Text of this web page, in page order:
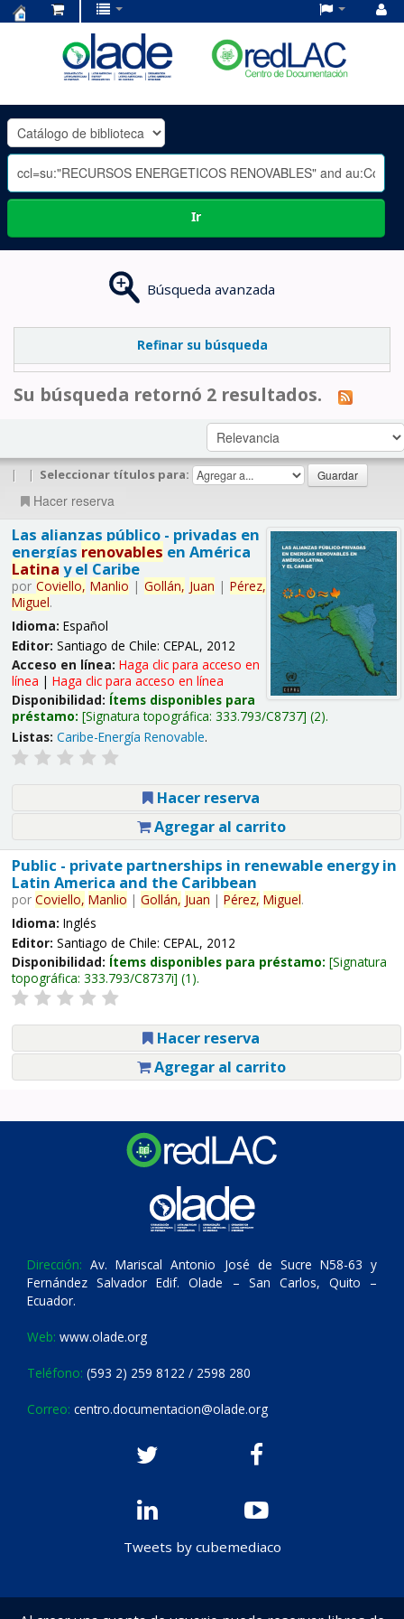
OLADE
-
Ir
Búsqueda avanzada
Refinar su búsqueda
Su búsqueda retornó 2 resultados.
| | Seleccionar títulos para:
Hacer reserva
Las alianzas público - privadas en
energías renovables en América
Latina y el Caribe
por Coviello, Manlio | Gollán, Juan | Pérez,
Miguel.
Idioma: Español
Editor: Santiago de Chile: CEPAL, 2012
Acceso en línea: Haga clic para acceso en
línea | Haga clic para acceso en línea
Disponibilidad: Ítems disponibles para
préstamo: Signatura topográfica: 333.793/C8737 (2).
Listas: Caribe-Energía Renovable.
Hacer reserva
Agregar al carrito
Public - private partnerships in renewable energy in
Latin America and the Caribbean
por Coviello, Manlio | Gollán, Juan | Pérez, Miguel.
Idioma: Inglés
Editor: Santiago de Chile: CEPAL, 2012
Disponibilidad: Ítems disponibles para préstamo: Signatura
topográfica: 333.793/C8737i (1).
Hacer reserva
Agregar al carrito
Dirección: Av. Mariscal Antonio José de Sucre N58-63 y
Fernández Salvador Edif. Olade – San Carlos, Quito –
Ecuador.
Web: www.olade.org
Teléfono: (593 2) 259 8122 / 2598 280
Correo: centro.documentacion@olade.org
Tweets by cubemediaco